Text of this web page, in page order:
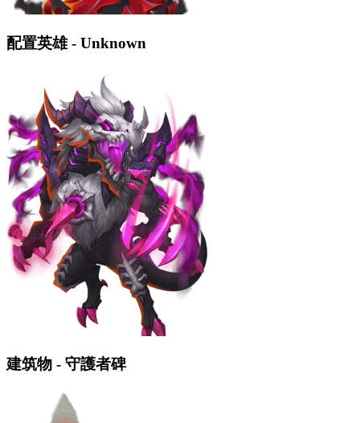
配置英雄 - Unknown
建筑物 - 守護者碑